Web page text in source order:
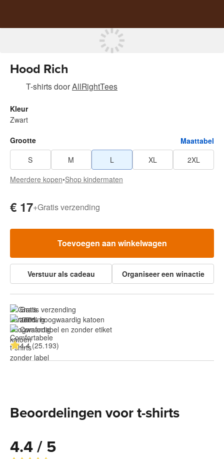
Hood Rich
T-shirtsdoorAllRightTees
Kleur
Zwart
Grootte
Maattabel
S
M L XL
2XL
Meerdere kopen•Shop kindermaten
€ 17+Gratis verzending
Toevoegen aan winkelwagen
Verstuur als cadeau Organiseer een winactie
Gratis verzending
100% hoogwaardig katoen
Comfortabel en zonder etiket
4.4 (25.193)
Beoordelingen voor t-shirts
4.4 / 5